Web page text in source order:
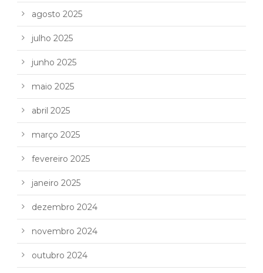
agosto 2025
julho 2025
junho 2025
maio 2025
abril 2025
março 2025
fevereiro 2025
janeiro 2025
dezembro 2024
novembro 2024
outubro 2024